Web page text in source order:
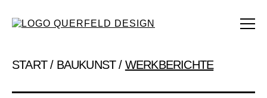
START/ BAUKUNST/ WERKBERICHTE